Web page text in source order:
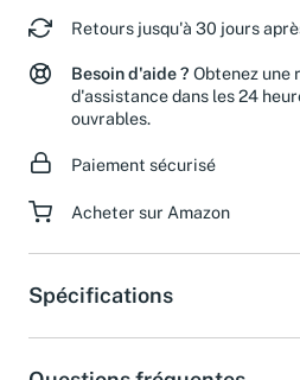
Retours jusqu'à 30 jours
Besoin d'aide ? Obtenez une
d'assistance dans les 24
ouvrables.
Paiement sécurisé
Acheter sur Amazon
Spécifications